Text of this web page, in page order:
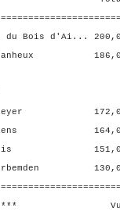
Bois d'Ai...
Danheux
Maeyer 172,00
164,00
151,00
130,00
*** Vul?